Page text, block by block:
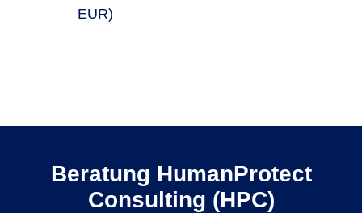
EUR)
Beratung HumanProtect
Consulting (HPC)